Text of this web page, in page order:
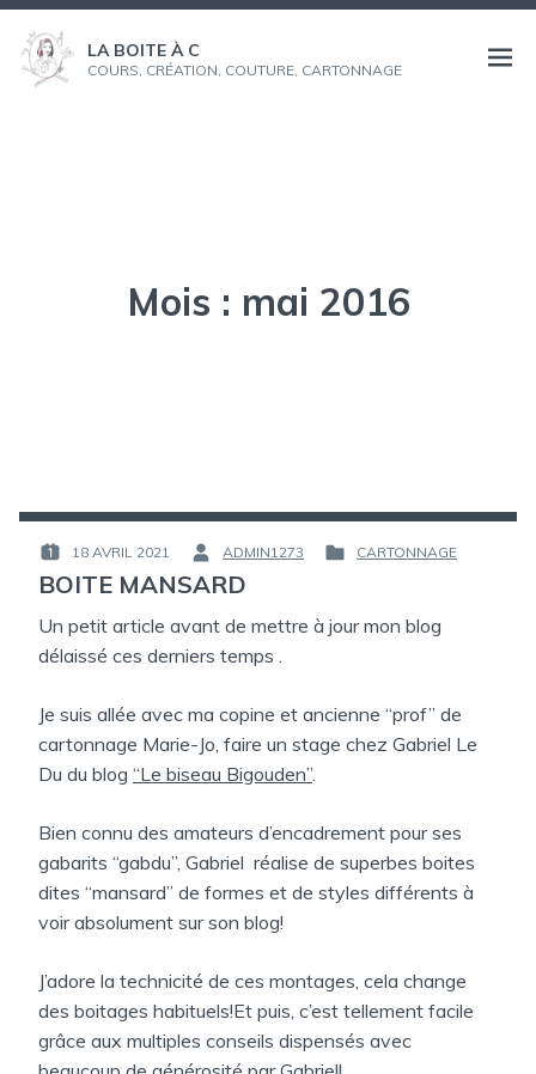
Aller
contenu
LA BOITE À C
COURS, CRÉATION, COUTURE, CARTONNAGE
Ouvrir
Mois : mai 2016
PUBLIÉ
LE :
18 AVRIL 2021
PAR :
ADMIN1273
PUBLIÉ
CARTONNAGE
BOITE MANSARD
Un petit article avant de mettre à jour mon blog
délaissé ces derniers temps .
Je suis allée avec ma copine et ancienne “prof” de
cartonnage Marie-Jo, faire un stage chez Gabriel Le
Du du blog “Le biseau Bigouden”
Bien connu des amateurs d’encadrement pour ses
gabarits “gabdu”, Gabriel réalise de superbes boites
dites “mansard” de formes et de styles différents à
voir absolument sur son blog!
J’adore la technicité de ces montages, cela change
des boitages habituels!Et puis, c’est tellement facile
grâce aux multiples conseils dispensés avec